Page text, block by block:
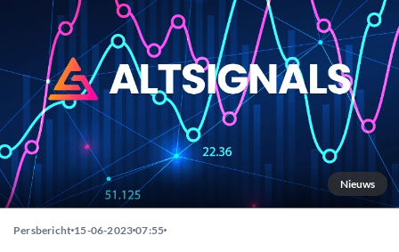
Nieuws
Persbericht 15-06-2023 07:55